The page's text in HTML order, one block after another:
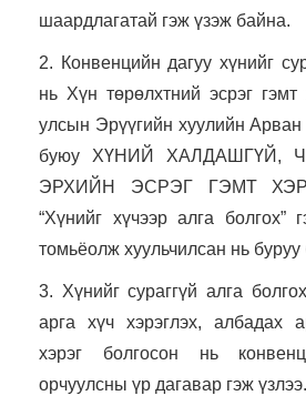
шаардлагатай гэж үзэж байна.
2. Конвенцийн дагуу хүнийг
нь Хүн төрөлхтний эсрэг
улсын Эрүүгийн хуулийн Арван
буюу ХҮНИЙ ХАЛДАШГҮЙ,
ЭРХИЙН ЭСРЭГ ГЭМТ
“Хүнийг хүчээр алга болгох”
томьёолж хуульчилсан нь буруу
3. Хүнийг сураггүй алга
арга хүч хэрэглэх, албадах
хэрэг болгосон нь
орчуулсны үр дагавар гэж үзлээ.